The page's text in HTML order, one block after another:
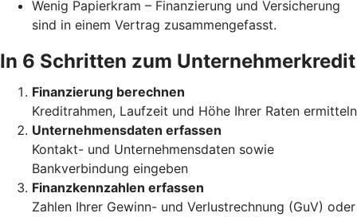
Wenig Papierkram – Finanzierung und Versicherung
sind in einem Vertrag zusammengefasst.
In 6 Schritten zum Unternehmerkredit
Finanzierung berechnen
Kreditrahmen, Laufzeit und Höhe Ihrer Raten ermitteln
Unternehmensdaten erfassen
Kontakt- und Unternehmensdaten sowie
Bankverbindung eingeben
Finanzkennzahlen erfassen
Zahlen Ihrer Gewinn- und Verlustrechnung (GuV) oder